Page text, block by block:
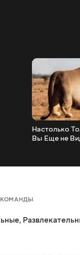
Настолько
Вы Еще не
КОМАНДЫ
,